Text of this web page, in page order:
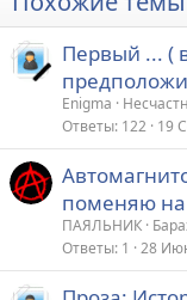
Первый ... (
Enigma
Ответы 122 19
поменяю на
ПАЯЛЬНИК
Ответы 1 28